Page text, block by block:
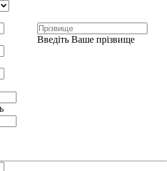
Введіть Ваше прізвище